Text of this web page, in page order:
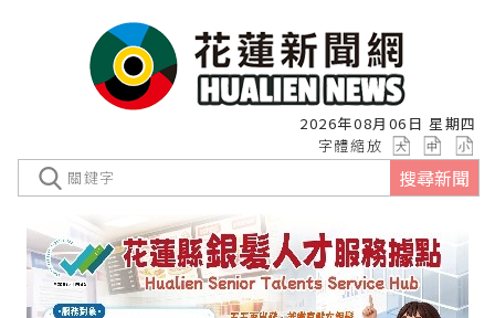
2026年08月06日 星期四
字體縮放
搜尋新聞